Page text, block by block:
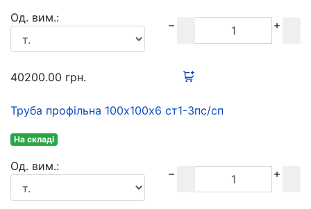
Oд. вим.:
40200.00 грн.
Труба профільна 100х100х6 ст1-3пс/сп
На складі
Oд. вим.: